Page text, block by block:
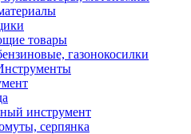
товары
газонокосилки
инструмент
серпянка